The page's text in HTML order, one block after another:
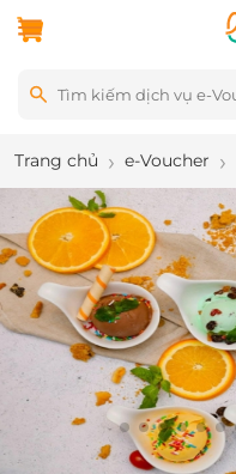
Trang chủ e-Voucher